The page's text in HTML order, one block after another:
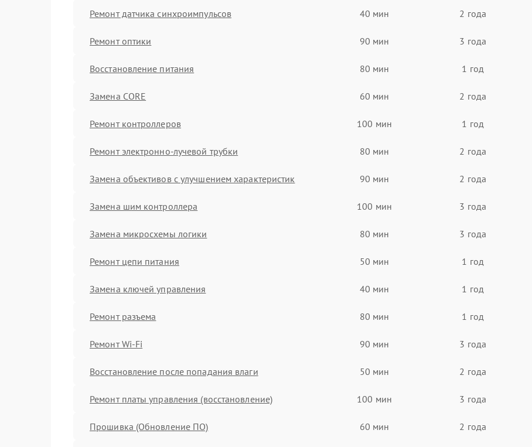
Ремонт датчика синхроимпульсов 40 мин 2 года
Ремонт оптики 90 мин 3 года
Восстановление питания 80 мин 1 год
Замена CORE 60 мин 2 года
Ремонт контроллеров 100 мин 1 год
Ремонт электронно-лучевой трубки 80 мин 2 года
Замена объективов с улучшением характеристик 90 мин 2 года
Замена шим контроллера 100 мин 3 года
Замена микросхемы логики 80 мин 3 года
Ремонт цепи питания 50 мин 1 год
Замена ключей управления 40 мин 1 год
Ремонт разъема 80 мин 1 год
Ремонт Wi-Fi 90 мин 3 года
Восстановление после попадания влаги 50 мин 2 года
Ремонт платы управления (восстановление) 100 мин 3 года
Прошивка (Обновление ПО) 60 мин 2 года